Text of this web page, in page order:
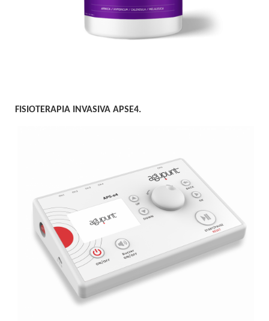
FISIOTERAPIA INVASIVA APSE4.